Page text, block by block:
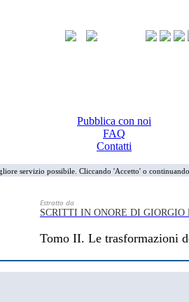
Pubblica con noi
FAQ
Contatti
servizio possibile. Cliccando 'Accetto' o
Estratto da
SCRITTI IN ONORE DI
Tomo II. Le trasformazioni